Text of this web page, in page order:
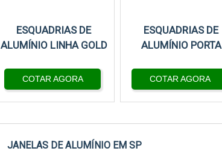
ESQUADRIAS DE
ALUMÍNIO LINHA GOLD
COTAR AGORA
ESQUADRIAS DE
ALUMÍNIO PORTA
COTAR AGORA
JANELAS DE ALUMÍNIO EM SP